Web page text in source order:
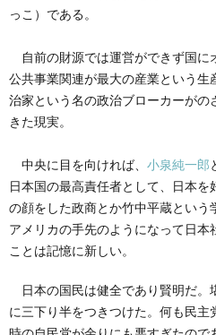
っこ）である。
自前の財源では運営ができず国に
公共事業関連が最大の産業という生
治家という名の政治ブローカーがの
きた現実。
中央に目を向ければ、 小泉純一郎
日本国の最高責任者として、日本を
の顔をした政商とか竹中平蔵という
アメリカの手先のようになって日
ことは記憶に新しい。
日本の国民は健全であり賢明だ。
に三下り半をつきつけた。何も民主